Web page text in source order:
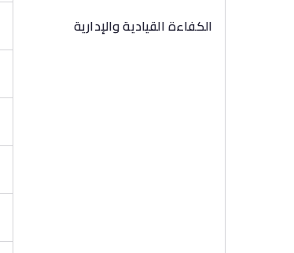
الكفاءة القيادية والإدارية